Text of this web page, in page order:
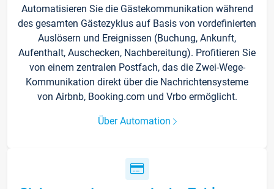
Automatisieren Sie die Gästekommunikation während
des gesamten Gästezyklus auf Basis von vordefinierten
Auslösern und Ereignissen (Buchung, Ankunft,
Aufenthalt, Auschecken, Nachbereitung). Profitieren Sie
von einem zentralen Postfach, das die Zwei-Wege-
Kommunikation direkt über die Nachrichtensysteme
von Airbnb, Booking.com und Vrbo ermöglicht.
Über Automation